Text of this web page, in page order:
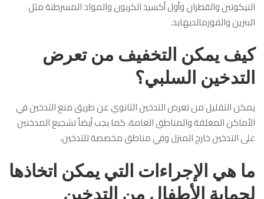
النيكوتين والقطران وأول أكسيد الكربون والمواد المسرطنة مثل
البنزين والفورمالديهايد.
كيف يمكن التخفيف من تعرض
التدخين السلبي؟
يمكن التقليل من تعرض التدخين الثانوي عن طريق منع التدخين في
الأماكن المغلقة والمناطق العامة، كما يجب أيضاً تشجيع المدخنين
على التدخين خارج المنزل وفي مناطق مخصصة للتدخين.
ما هي الإجراءات التي يمكن اتخاذها